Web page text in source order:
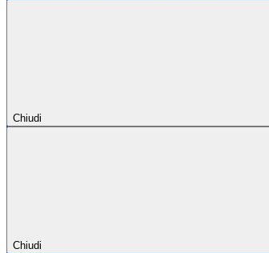
Chiudi
Chiudi